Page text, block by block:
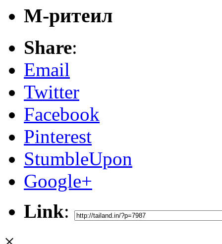
М-ритеил
Share:
Email
Twitter
Facebook
Pinterest
StumbleUpon
Google+
Link: